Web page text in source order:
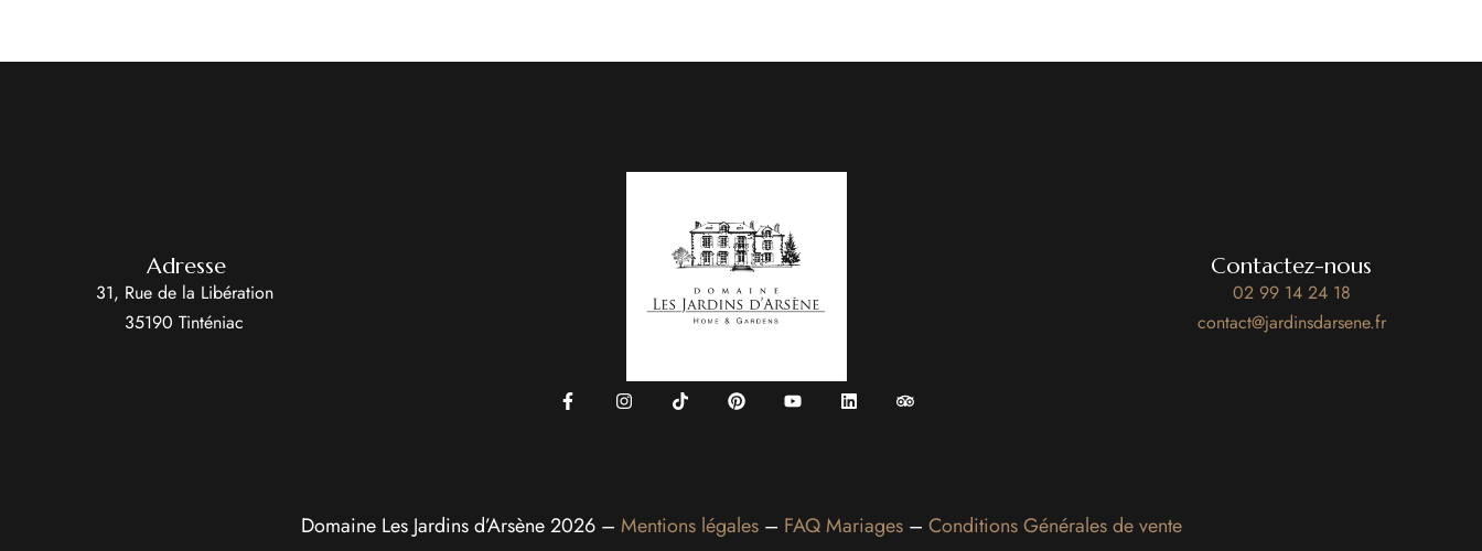
Adresse
31, Rue de la Libération
35190 Tinténiac
Contactez-nous
02 99 14 24 18
contact@jardinsdarsene.fr
Domaine Les Jardins d’Arsène 2026 – Mentions légales– FAQ Mariages– Conditions Générales de vente